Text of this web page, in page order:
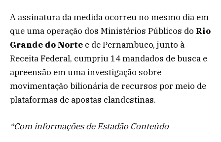
A assinatura da medida ocorreu no mesmo dia em
que uma operação dos Ministérios Públicos do Rio
Grande do Norte e de Pernambuco, junto à
Receita Federal, cumpriu 14 mandados de busca e
apreensão em uma investigação sobre
movimentação bilionária de recursos por meio de
plataformas de apostas clandestinas.
*Com informações de Estadão Conteúdo